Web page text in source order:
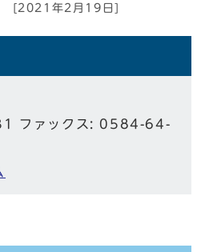
[2021年2月19日]
ファックス: 0584-64-